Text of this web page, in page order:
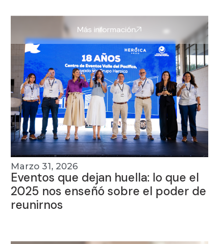
Más información
Marzo 31, 2026
Eventos que dejan huella: lo que el
2025 nos enseñó sobre el poder de
reunirnos